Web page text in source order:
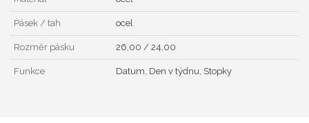
Pásek / tah ocel
Rozměr pásku 26,00 / 24,00
Funkce Datum, Den v týdnu, Stopky